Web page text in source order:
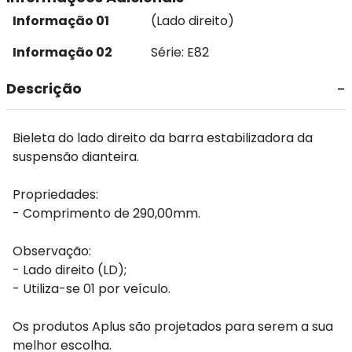
Informação 01
(Lado direito)
Informação 02
Série: E82
Descrição
Bieleta do lado direito da barra estabilizadora da
suspensão dianteira.
Propriedades:
- Comprimento de 290,00mm.
Observação:
- Lado direito (LD);
- Utiliza-se 01 por veículo.
Os produtos Aplus são projetados para serem a sua
melhor escolha.